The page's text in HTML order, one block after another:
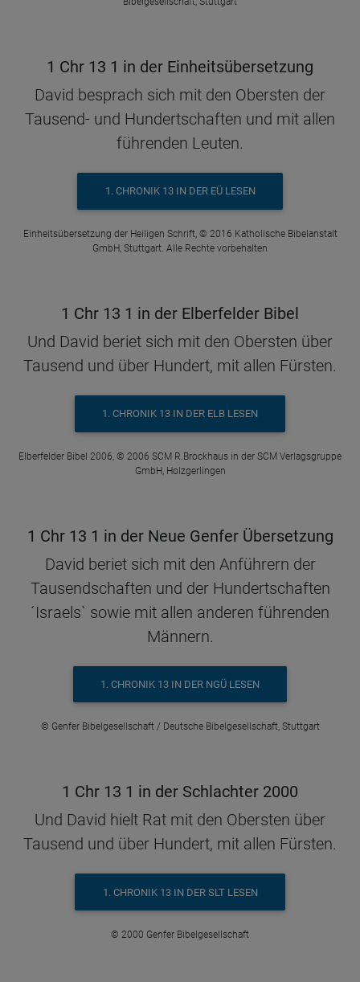
1 Chr 13 1 in der Einheitsübersetzung
David besprach sich mit den Obersten der
Tausend- und Hundertschaften und mit allen
führenden Leuten.
1. CHRONIK 13 IN DER EÜ LESEN
Einheitsübersetzung der Heiligen Schrift, © 2016 Katholische Bibelanstalt
GmbH, Stuttgart. Alle Rechte vorbehalten
1 Chr 13 1 in der Elberfelder Bibel
Und David beriet sich mit den Obersten über
Tausend und über Hundert, mit allen Fürsten.
1. CHRONIK 13 IN DER ELB LESEN
Elberfelder Bibel 2006, © 2006 SCM R.Brockhaus in der SCM Verlagsgruppe
GmbH, Holzgerlingen
1 Chr 13 1 in der Neue Genfer Übersetzung
David beriet sich mit den Anführern der
Tausendschaften und der Hundertschaften
´Israels` sowie mit allen anderen führenden
Männern.
1. CHRONIK 13 IN DER NGÜ LESEN
© Genfer Bibelgesellschaft / Deutsche Bibelgesellschaft, Stuttgart
1 Chr 13 1 in der Schlachter 2000
Und David hielt Rat mit den Obersten über
Tausend und über Hundert, mit allen Fürsten.
1. CHRONIK 13 IN DER SLT LESEN
© 2000 Genfer Bibelgesellschaft